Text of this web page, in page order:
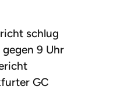
schlug
9 Uhr
GC